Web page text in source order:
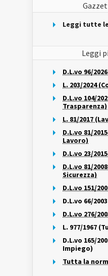
Leggi tutte
Leggi
D.L.vo 96/
L. 203/2024
D.L.vo 104/
Trasparenza)
L. 81/2017
D.L.vo 81/
Lavoro)
D.L.vo 23/
D.L.vo 81/
Sicurezza)
D.L.vo 151/
D.L.vo 66/
D.L.vo 276/
L. 977/1967
D.L.vo 165/
Impiego)
Tutta la